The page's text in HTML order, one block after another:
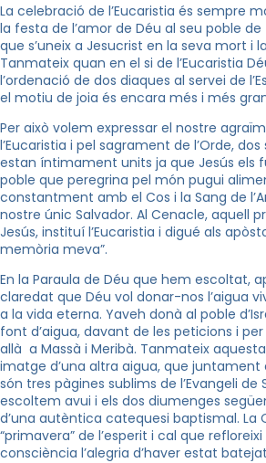
La celebració de l’Eucaristia és sempre
la festa de l’amor de Déu al seu poble
que s’uneix a Jesucrist en la seva mort i
Tanmateix quan en el si de l’Eucaristia
l’ordenació de dos diaques al servei de
el motiu de joia és encara més i més
Per això volem expressar el nostre
l’Eucaristia i pel sagrament de l’Orde,
estan íntimament units ja que Jesús els
poble que peregrina pel món pugui
constantment amb el Cos i la Sang de
nostre únic Salvador. Al Cenacle, aquell
Jesús, instituí l’Eucaristia i digué als
memòria meva”.
En la Paraula de Déu que hem escoltat,
claredat que Déu vol donar-nos l’aigua
a la vida eterna. Yaveh donà al poble
font d’aigua, davant de les peticions i
allà a Massà i Meribà. Tanmateix
imatge d’una altra aigua, que juntament
són tres pàgines sublims de l’Evangeli de
escoltem avui i els dos diumenges
d’una autèntica catequesi baptismal. La
“primavera” de l’esperit i cal que
consciència l’alegria d’haver estat